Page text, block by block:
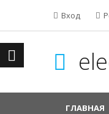
Вход
ГЛАВНАЯ